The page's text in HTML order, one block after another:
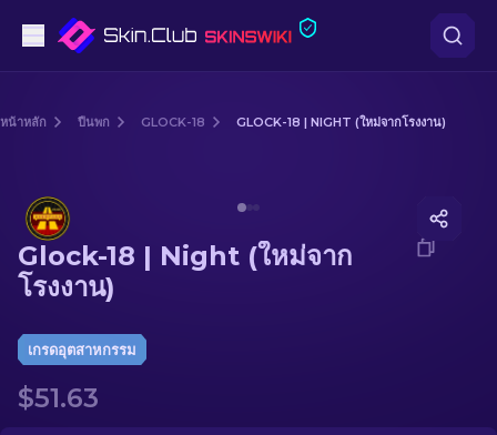
ปืนไรเฟิล
ปืนไรเฟิลซุ่มยิง
ถุงมือ
หน้าหลัก ปืนพก GLOCK-18 GLOCK-18 | NIGHT (ใหม่จากโรงงาน)
Glock-18 | Night (ใหม่จาก
โรงงาน)
เกรดอุตสาหกรรม
$51.63